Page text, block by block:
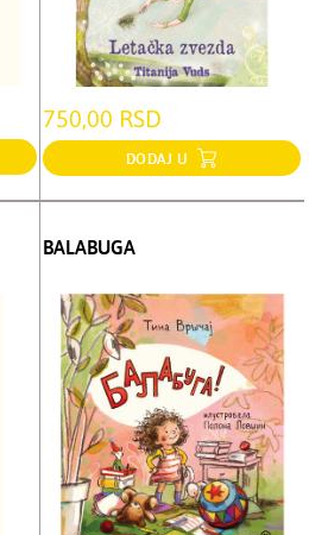
750,00 RSD
DODAJ U
BALABUGA